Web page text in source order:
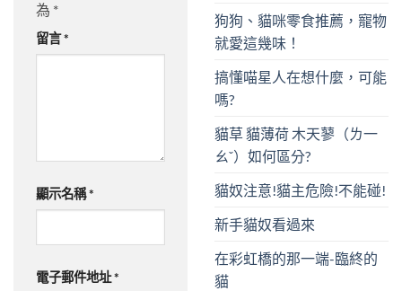
為 *
留言*
顯示名稱*
電子郵件地址*
狗狗、貓咪零食推薦，寵物
就愛這幾味！
搞懂喵星人在想什麼，可能
嗎?
貓草 貓薄荷 木天蓼（ㄌ一
ㄠˇ）如何區分?
貓奴注意!貓主危險!不能碰!
新手貓奴看過來
在彩虹橋的那一端-臨終的
貓